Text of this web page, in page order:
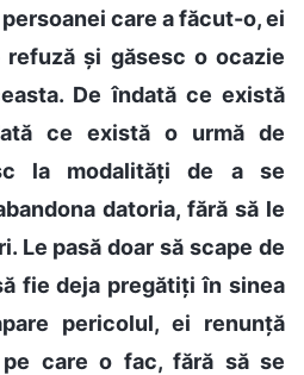
care a făcut-o, ei
și găsesc o ocazie
De îndată ce există
ce există o urmă de
la modalități de a se
datoria, fără să le
Le pasă doar să scape de
fie deja pregătiți în sinea
pericolul, ei renunță
care o fac, fără să se